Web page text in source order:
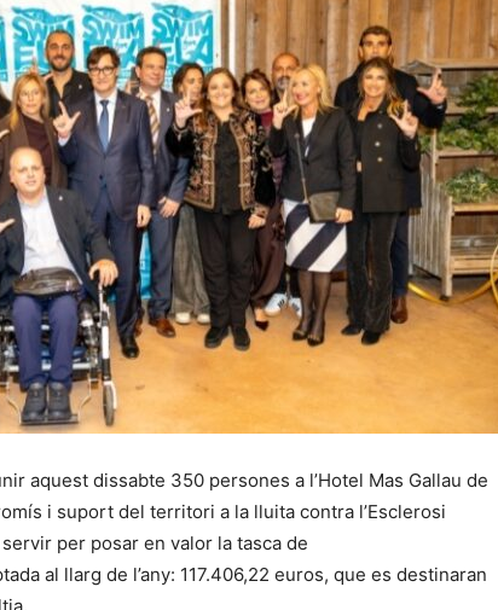
aquest dissabte 350 persones a l’Hotel Mas Gallau de
i suport del territori a la lluita contra l’Esclerosi
per posar en valor la tasca de
al llarg de l’any: 117.406,22 euros, que es destinaran